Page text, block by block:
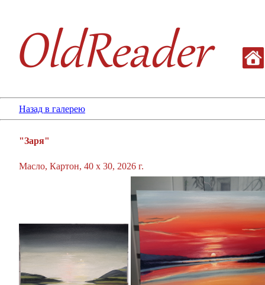
Назад в галерею
"Заря"
Масло, Картон, 40 х 30, 2026 г.